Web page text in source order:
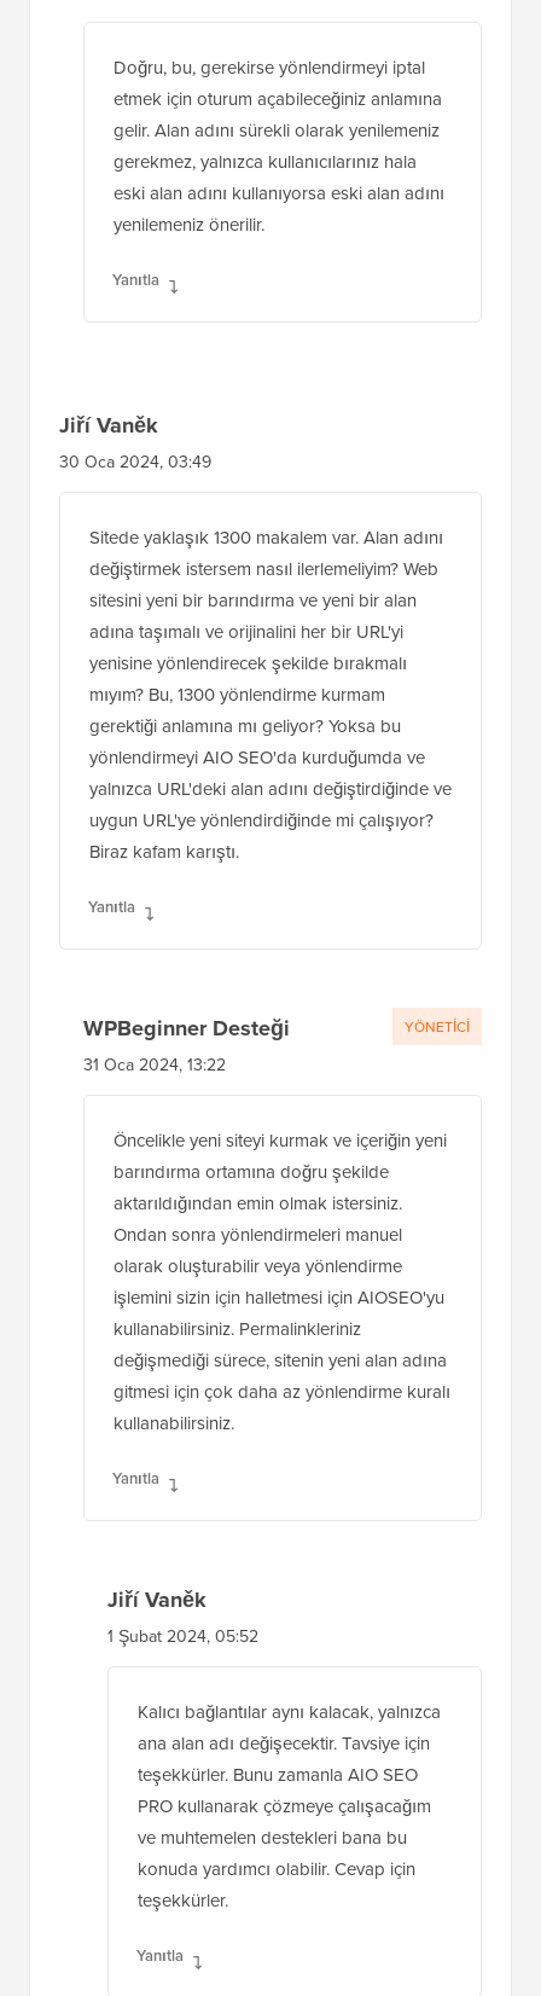
Doğru, bu, gerekirse yönlendirmeyi iptal
etmek için oturum açabileceğiniz anlamına
gelir. Alan adını sürekli olarak yenilemeniz
gerekmez, yalnızca kullanıcılarınız hala
eski alan adını kullanıyorsa eski alan adını
yenilemeniz önerilir.
Yanıtla
Jiří Vaněk
30 Oca 2024, 03:49
Sitede yaklaşık 1300 makalem var. Alan adını
değiştirmek istersem nasıl ilerlemeliyim? Web
sitesini yeni bir barındırma ve yeni bir alan
adına taşımalı ve orijinalini her bir URL'yi
yenisine yönlendirecek şekilde bırakmalı
mıyım? Bu, 1300 yönlendirme kurmam
gerektiği anlamına mı geliyor? Yoksa bu
yönlendirmeyi AIO SEO'da kurduğumda ve
yalnızca URL'deki alan adını değiştirdiğinde ve
uygun URL'ye yönlendirdiğinde mi çalışıyor?
Biraz kafam karıştı.
Yanıtla
WPBeginner Desteği
31 Oca 2024, 13:22
Öncelikle yeni siteyi kurmak ve içeriğin yeni
barındırma ortamına doğru şekilde
aktarıldığından emin olmak istersiniz.
Ondan sonra yönlendirmeleri manuel
olarak oluşturabilir veya yönlendirme
işlemini sizin için halletmesi için AIOSEO'yu
kullanabilirsiniz. Permalinkleriniz
değişmediği sürece, sitenin yeni alan adına
gitmesi için çok daha az yönlendirme kuralı
kullanabilirsiniz.
Yanıtla
YÖNETICI
Jiří Vaněk
1 Şubat 2024, 05:52
Kalıcı bağlantılar aynı kalacak, yalnızca
ana alan adı değişecektir. Tavsiye için
teşekkürler. Bunu zamanla AIO SEO
PRO kullanarak çözmeye çalışacağım
ve muhtemelen destekleri bana bu
konuda yardımcı olabilir. Cevap için
teşekkürler.
Yanıtla